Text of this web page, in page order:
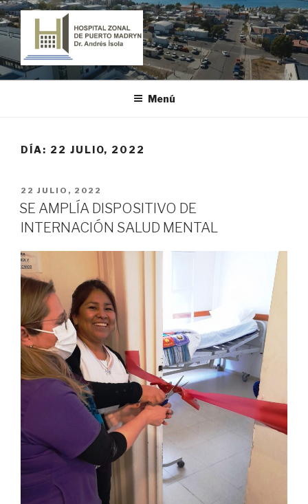
Ir
al
contenido
HOSPITAL ZONAL DE PUERTO
"Dr. Andrés Ísola"
Menú
DÍA: 22 JULIO, 2022
PUBLICADO
EL
22 JULIO, 2022
SE AMPLÍA DISPOSITIVO DE
INTERNACIÓN SALUD MENTAL